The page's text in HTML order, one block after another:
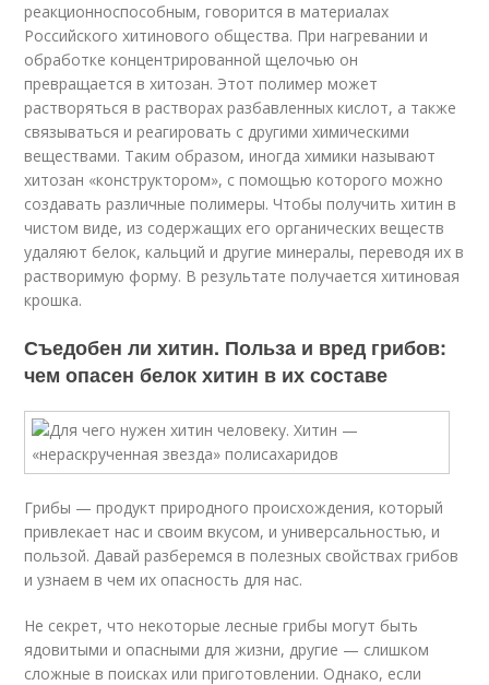
реакционноспособным, говорится в материалах
Российского хитинового общества. При нагревании и
обработке концентрированной щелочью он
превращается в хитозан. Этот полимер может
растворяться в растворах разбавленных кислот, а также
связываться и реагировать с другими химическими
веществами. Таким образом, иногда химики называют
хитозан «конструктором», с помощью которого можно
создавать различные полимеры. Чтобы получить хитин в
чистом виде, из содержащих его органических веществ
удаляют белок, кальций и другие минералы, переводя их в
растворимую форму. В результате получается хитиновая
крошка.
Съедобен ли хитин. Польза и вред грибов:
чем опасен белок хитин в их составе
Грибы — продукт природного происхождения, который
привлекает нас и своим вкусом, и универсальностью, и
пользой. Давай разберемся в полезных свойствах грибов
и узнаем в чем их опасность для нас.
Не секрет, что некоторые лесные грибы могут быть
ядовитыми и опасными для жизни, другие — слишком
сложные в поисках или приготовлении. Однако, если